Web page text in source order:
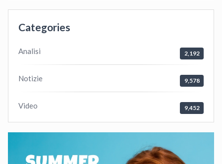
Categories
Analisi 2,192
Notizie 9,578
Video 9,452